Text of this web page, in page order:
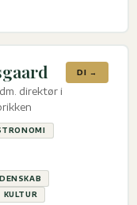
direktør i
KULTUR
DI →